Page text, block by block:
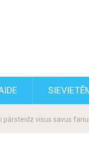
pārsteidz visus savus